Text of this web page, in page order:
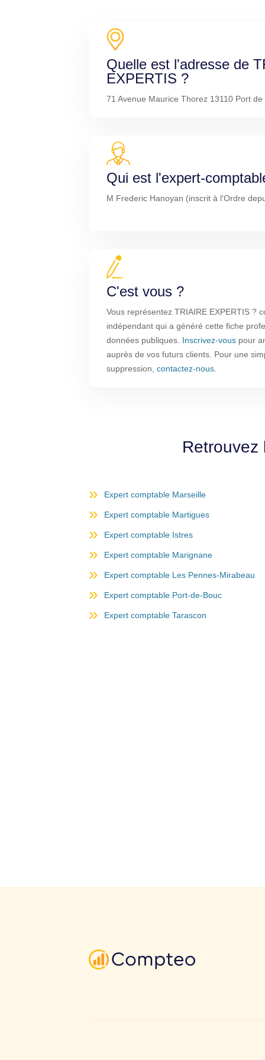
Quelle est l'adresse de
EXPERTIS ?
71 Avenue Maurice Thorez 13110 Port de
Qui est l'expert-
M Frederic Hanoyan (inscrit à l'Ordre
C'est vous ?
Vous représentez TRIAIRE EXPERTIS ?
indépendant qui a généré cette fiche
données publiques. Inscrivez-vous pour
auprès de vos futurs clients. Pour une
suppression, contactez-nous
Retrouvez
Expert comptable Marseille
Expert comptable Martigues
Expert comptable Istres
Expert comptable Marignane
Expert comptable Les Pennes-Mirabeau
Expert comptable Port-de-Bouc
Expert comptable Tarascon